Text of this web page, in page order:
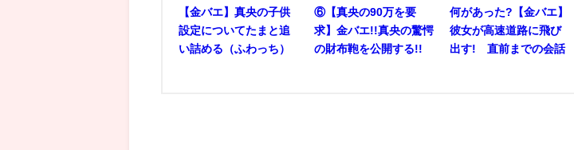
【金バエ】真央の子供
設定についてたまと追
い詰める（ふわっち）
⑥【真央の90万を要
求】金バエ!!真央の驚愕
の財布鞄を公開する!!
何があった?【金バエ】
彼女が高速道路に飛び
出す! 直前までの会話